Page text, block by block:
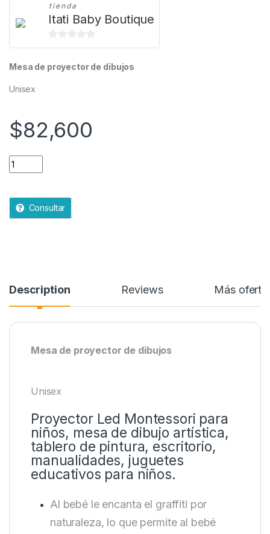
tienda
Itati Baby Boutique
0
e
Mesa de proyector de dibujos
Unisex
$82,600
Mesa de proyector de dibujos quantity
Consultar
Description Reviews Más
Mesa de proyector de dibujos
Unisex
Proyector Led Montessori para
niños, mesa de dibujo artística,
tablero de pintura, escritorio,
manualidades, juguetes
educativos para niños.
Al bebé le encanta el graffiti por
naturaleza, lo que permite al bebé